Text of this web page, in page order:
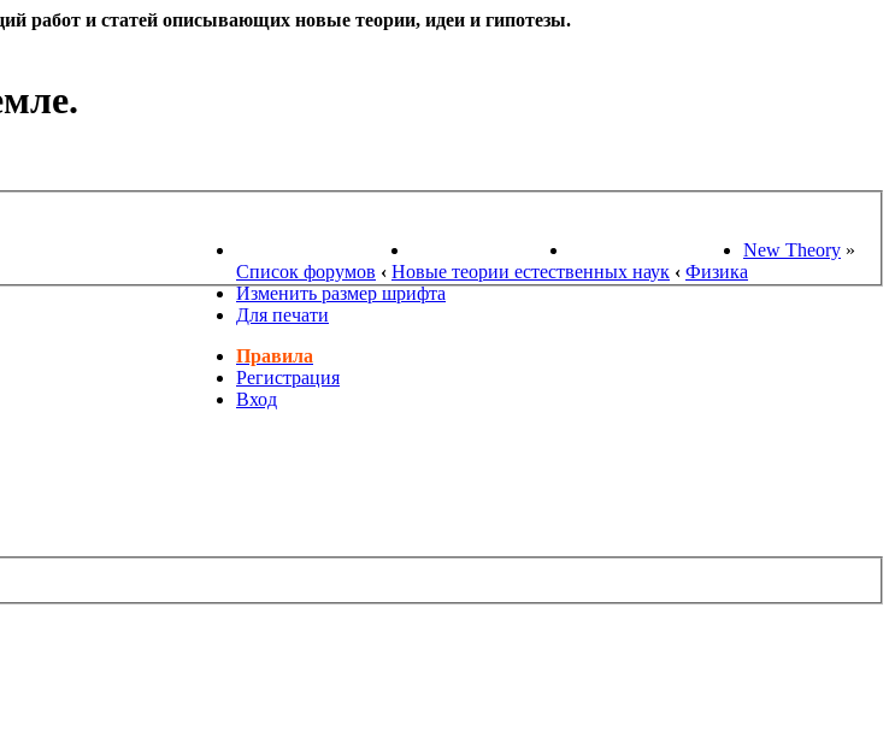
работ и статей описывающих новые теории, идеи и гипотезы.
НОВОСТИ НАУКИ ПОИСК ТЕОРИЙ СТАРЫЙ ПОРТАЛ New Theory »
Список форумов ‹ Новые теории естественных наук ‹ Физика
Изменить размер шрифта
Для печати
Правила
Регистрация
Вход